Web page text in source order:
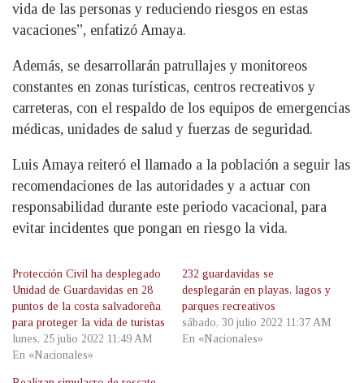
vida de las personas y reduciendo riesgos en estas
vacaciones”, enfatizó Amaya.
Además, se desarrollarán patrullajes y monitoreos
constantes en zonas turísticas, centros recreativos y
carreteras, con el respaldo de los equipos de emergencias
médicas, unidades de salud y fuerzas de seguridad.
Luis Amaya reiteró el llamado a la población a seguir las
recomendaciones de las autoridades y a actuar con
responsabilidad durante este periodo vacacional, para
evitar incidentes que pongan en riesgo la vida.
Protección Civil ha desplegado
Unidad de Guardavidas en 28
puntos de la costa salvadoreña
para proteger la vida de turistas
lunes, 25 julio 2022 11:49 AM
En «Nacionales»
232 guardavidas se
desplegarán en playas, lagos y
parques recreativos
sábado, 30 julio 2022 11:37 AM
En «Nacionales»